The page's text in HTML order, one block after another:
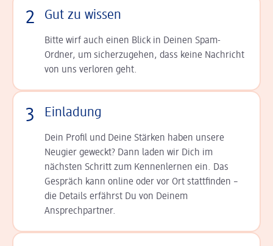
2 Gut zu wissen
Bitte wirf auch einen Blick in Deinen Spam-
Ordner, um sicherzugehen, dass keine Nachricht
von uns verloren geht.
3 Einladung
Dein Profil und Deine Stär­ken haben unsere
Neugier geweckt? Dann laden wir Dich im
nächsten Schritt zum Kennen­lernen ein. Das
Gespräch kann online oder vor Ort statt­finden –
die Details er­fährst Du von Deinem
Ansprechpartner.